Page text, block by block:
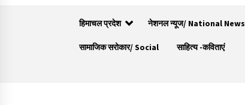
हिमाचल प्रदेश नेशनल न्यूज/ National News
सामाजिक सरोकार/ Social साहित्य -कविताएं